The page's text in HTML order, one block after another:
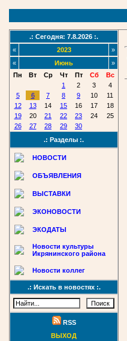
.: Сегодня: 7.8.2026 :.
«
2023
»
«
Июнь
»
Пн
Вт Ср Чт Пт Сб
Вс
1
2 3
4
5
6 7 8 9 10
11
12
13 14 15 16 17
18
19
20 21 22 23 24
25
26
27 28 29
30
.: Разделы :.
НОВОСТИ
ОБЪЯВЛЕНИЯ
ВЫСТАВКИ
ЭКОНОВОСТИ
ЭКОДАТЫ
Новости культуры
Икрянинского района
Новости коллег
.: Искать в новостях :.
RSS
ВЫХОД